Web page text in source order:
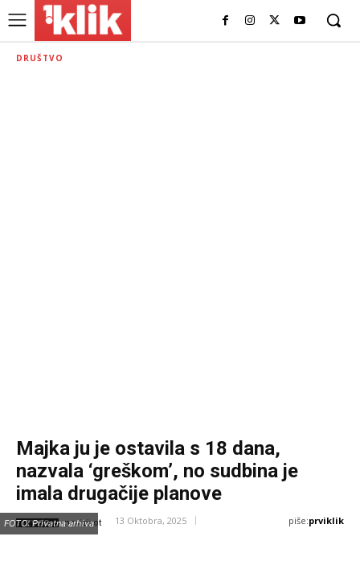
DRUŠTVO
Majka ju je ostavila s 18 dana,
nazvala ‘greškom’, no sudbina je
imala drugačije planove
IZVOR: novizivot 13 Oktobra, 2025 piše:prviklik
FOTO: Privatna arhiva